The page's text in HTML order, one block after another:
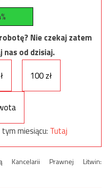
Nie czekaj zatem
od dzisiaj.
100 zł
miesiącu: Tutaj
Kancelarii Prawnej Litwin: